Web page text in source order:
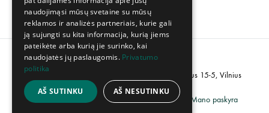
PVM kodas: LT100007358113, Adresas: Popieriaus 15-5, Vilnius
Grąžinimų politika Privatumo politika Mano paskyra
naudojimąsi mūsų svetaine su mūsų
reklamos ir analizės partneriais, kurie gali
ją sujungti su kita informacija, kurią jiems
pateikėte arba kurią jie surinko, kai
naudojatės jų paslaugomis. Privatumo
politika
AŠ SUTINKU AŠ NESUTINKU